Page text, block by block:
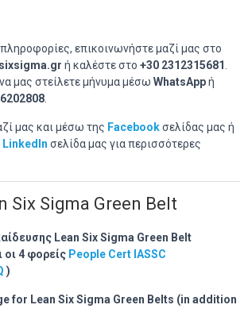
πληροφορίες, επικοινωνήστε μαζί μας στο
.gr ή καλέστε στο +30 2312315681
μας στείλετε μήνυμα μέσω WhatsAppή
μας και μέσω της Facebookσελίδας μας ή
LinkedIn σελίδα μας για περισσότερες
Six Sigma Green Belt
Lean Six Sigma Green Belt
οι 4 φορείς People Cert IASSC
)
for Lean Six Sigma Green Belts (in addition